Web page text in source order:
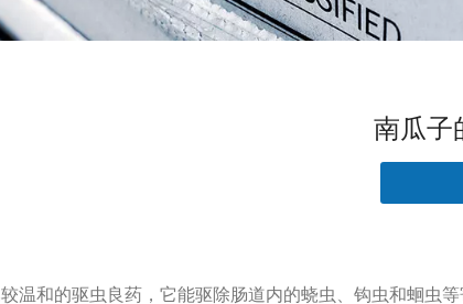
南瓜子
温和的驱虫良药，它能驱除肠道内的蛲虫、钩虫和蛔虫